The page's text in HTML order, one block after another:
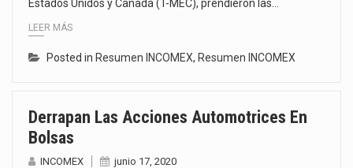
Estados Unidos y Canadá (T-MEC), prendieron las…
LEER MÁS
Posted in Resumen INCOMEX, Resumen INCOMEX
Derrapan Las Acciones Automotrices En
Bolsas
INCOMEX junio 17, 2020